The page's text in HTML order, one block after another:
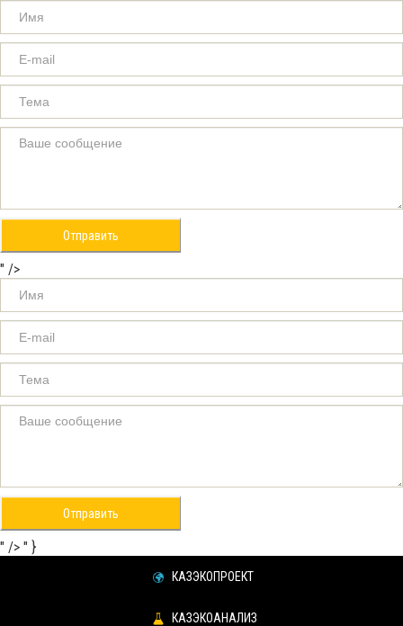
Отправить
" />
Отправить
" /> " }
КАЗЭКОПРОЕКТ
КАЗЭКОАНАЛИЗ